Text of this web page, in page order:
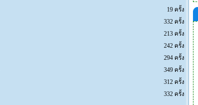
19 ครั้ง
332 ครั้ง
213 ครั้ง
242 ครั้ง
294 ครั้ง
349 ครั้ง
312 ครั้ง
332 ครั้ง